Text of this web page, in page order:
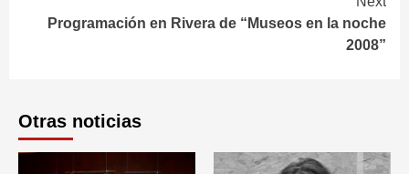
Programación en Rivera de “Museos en la noche
2008”
Otras noticias